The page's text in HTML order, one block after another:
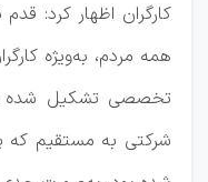
کارگران اظهار کرد:
همه مردم، به‌ویژه
تخصصی تشکیل شده
شرکتی به مستقیم